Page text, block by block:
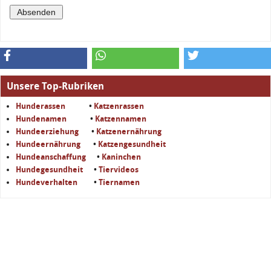
Unsere Top-Rubriken
Hunderassen • Katzenrassen
Hundenamen
• Katzennamen
Hundeerziehung • Katzenernährung
Hundeernährung • Katzengesundheit
Hundeanschaffung • Kaninchen
Hundegesundheit • Tiervideos
Hundeverhalten • Tiernamen